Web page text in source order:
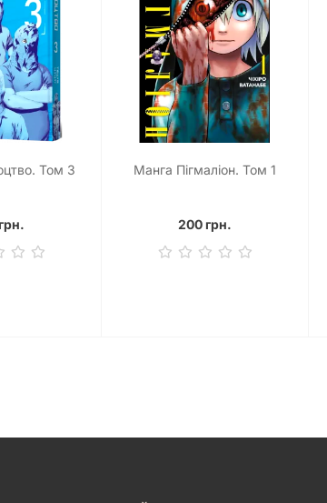
Том 3 Манга Пігмаліон. Том 1
200 грн.